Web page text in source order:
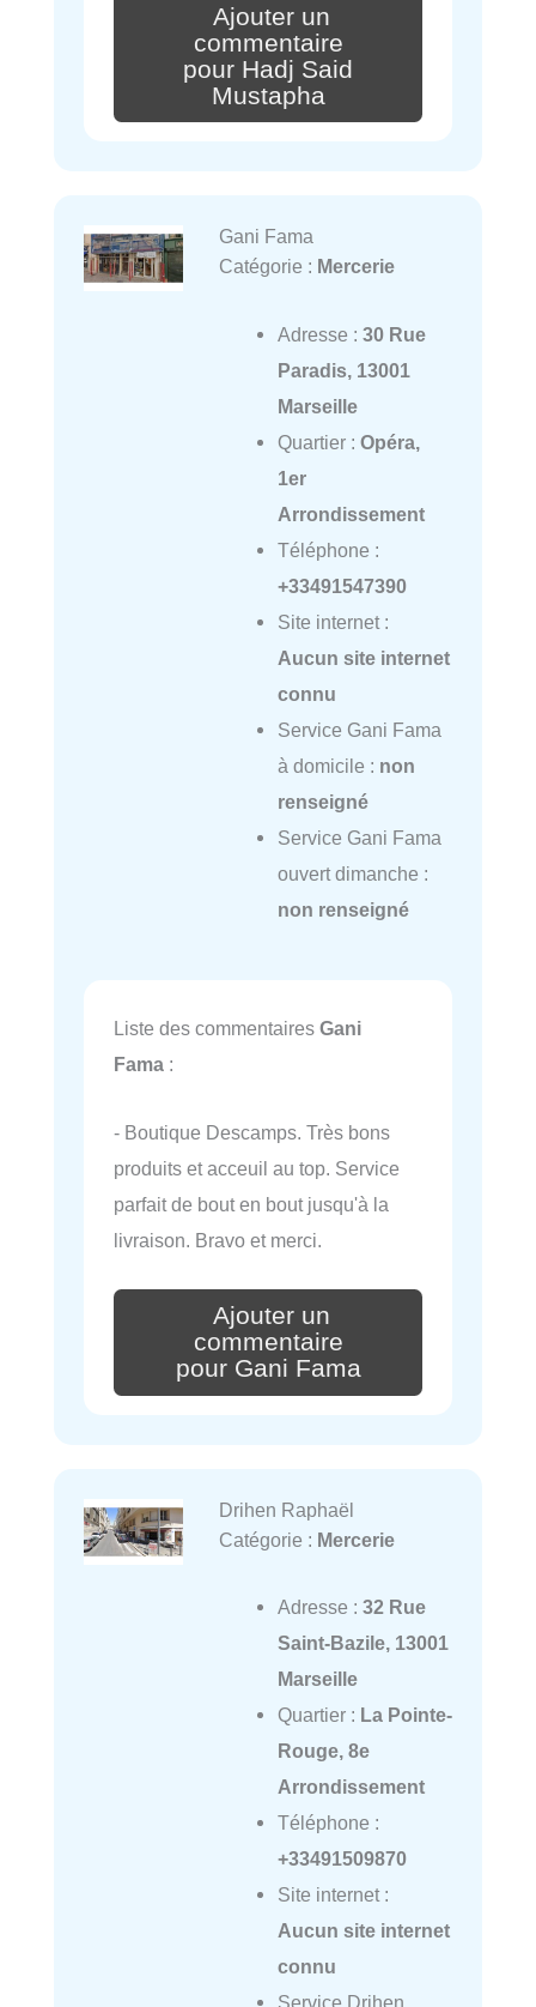
Ajouter un
commentaire
pour Hadj Said
Mustapha
Gani Fama
Catégorie : Mercerie
Adresse : 30 Rue
Paradis, 13001
Marseille
Quartier : Opéra,
1er
Arrondissement
Téléphone :
+33491547390
Site internet :
Aucun site internet
connu
Service Gani Fama
à domicile : non
renseigné
Service Gani Fama
ouvert dimanche :
non renseigné
Liste des commentaires Gani
Fama :
- Boutique Descamps. Très bons
produits et acceuil au top. Service
parfait de bout en bout jusqu'à la
livraison. Bravo et merci.
Ajouter un
commentaire
pour Gani Fama
Drihen Raphaël
Catégorie : Mercerie
Adresse : 32 Rue
Saint-Bazile, 13001
Marseille
Quartier : La Pointe-
Rouge, 8e
Arrondissement
Téléphone :
+33491509870
Site internet :
Aucun site internet
connu
Service Drihen